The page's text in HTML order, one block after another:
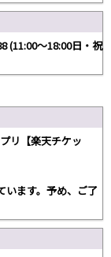
(11:00〜18:00日・祝
リ【楽天チケッ
います。予め、ご了